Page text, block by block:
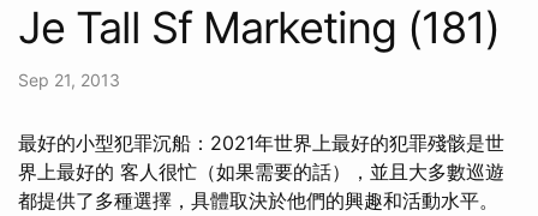
Je Tall Sf Marketing (181)
Sep 21, 2013
最好的小型犯罪沉船：2021年世界上最好的犯罪殘骸是世
界上最好的 客人很忙（如果需要的話），並且大多數巡遊
都提供了多種選擇，具體取決於他們的興趣和活動水平。